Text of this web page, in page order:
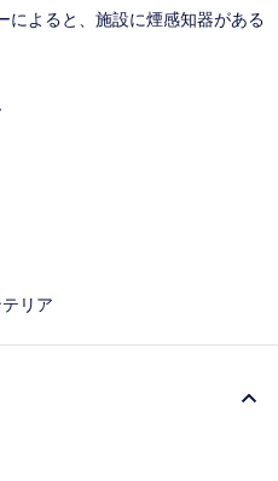
によると、施設に煙感知器がある
リア